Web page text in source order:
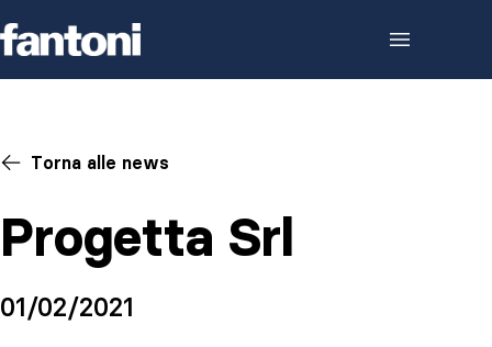
Torna alle news
Progetta Srl
01/02/2021